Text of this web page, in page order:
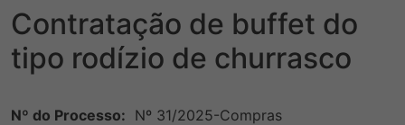
Contratação de buffet do
tipo rodízio de churrasco
Nº do Processo: Nº 31/2025-Compras